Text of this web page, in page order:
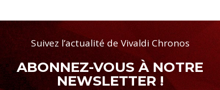
Suivez l’actualité de Vivaldi Chronos
ABONNEZ-VOUS À NOTRE
NEWSLETTER !